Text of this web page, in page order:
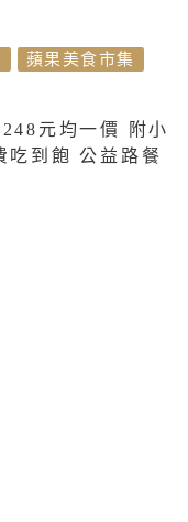
蘋果美食市集
元均一價 附小
吃到飽 公益路餐